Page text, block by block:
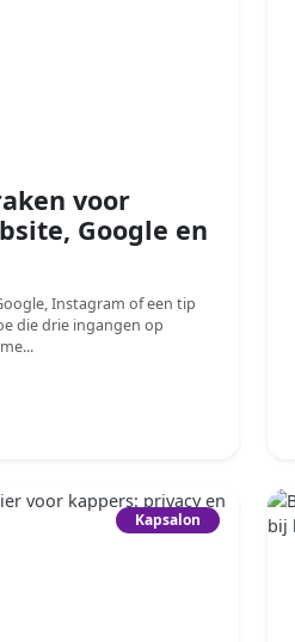
voor
Google en
Instagram of een tip
die drie ingangen op
Kapsalon